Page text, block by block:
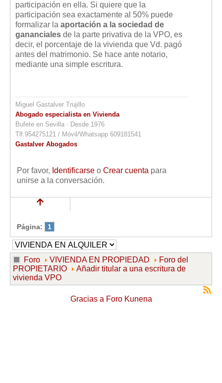
participación en ella. Si quiere que la
participación sea exactamente al 50% puede
formalizar la aportación a la sociedad de
gananciales de la parte privativa de la VPO, es
decir, el porcentaje de la vivienda que Vd. pagó
antes del matrimonio. Se hace ante notario,
mediante una simple escritura.
Miguel Gastalver Trujillo
Abogado especialista en Vivienda
Bufete en Sevilla · Desde 1976
Tlf.954275121 / Móvil/Whatsapp 609181541
Gastalver Abogados
Por favor, Identificarse o Crear cuenta para
unirse a la conversación.
Página: 1
Foro VIVIENDA EN PROPIEDAD
Foro del
PROPIETARIO
Añadir titular a una escritura de
vivienda VPO
Gracias a Foro Kunena